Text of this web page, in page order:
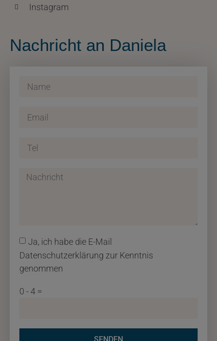
Instagram
Nachricht an Daniela
Ja, ich habe die E-Mail
Datenschutzerklärung zur Kenntnis
genommen
0 - 4 =